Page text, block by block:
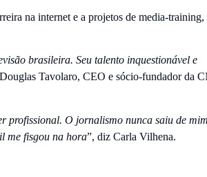
na internet e a projetos de media-training,
brasileira. Seu talento inquestionável e
Tavolaro, CEO e sócio-fundador da
profissional. O jornalismo nunca saiu de
me fisgou na hora”, diz Carla Vilhena.